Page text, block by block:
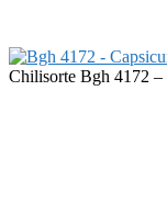
Chilisorte Bgh 4172 –